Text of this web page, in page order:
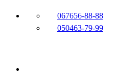
067656-88-88
050463-79-99